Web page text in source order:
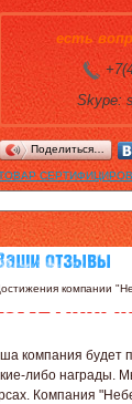
есть
Skype:
Поделиться…
компании
компания
либо награды.
Компания